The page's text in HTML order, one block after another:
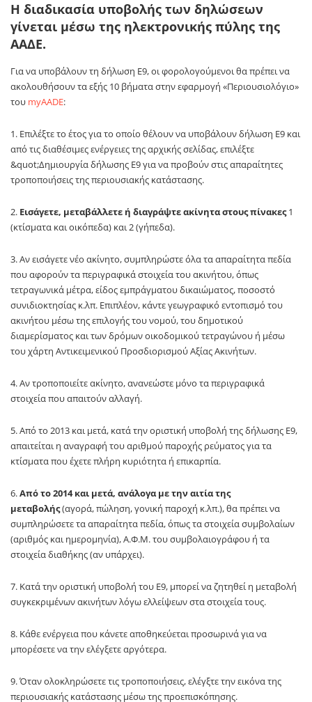
Η διαδικασία υποβολής των δηλώσεων
γίνεται μέσω της ηλεκτρονικής πύλης της
ΑΑΔΕ.
Για να υποβάλουν τη δήλωση Ε9, οι φορολογούμενοι θα πρέπει να
ακολουθήσουν τα εξής 10 βήματα στην εφαρμογή «Περιουσιολόγιο»
του myAADE:
1. Επιλέξτε το έτος για το οποίο θέλουν να υποβάλουν δήλωση Ε9 και
από τις διαθέσιμες ενέργειες της αρχικής σελίδας, επιλέξτε
&quot;Δημιουργία δήλωσης Ε9 για να προβούν στις απαραίτητες
τροποποιήσεις της περιουσιακής κατάστασης.
2. Εισάγετε, μεταβάλλετε ή διαγράψτε ακίνητα στους πίνακες1
(κτίσματα και οικόπεδα) και 2 (γήπεδα).
3. Αν εισάγετε νέο ακίνητο, συμπληρώστε όλα τα απαραίτητα πεδία
που αφορούν τα περιγραφικά στοιχεία του ακινήτου, όπως
τετραγωνικά μέτρα, είδος εμπράγματου δικαιώματος, ποσοστό
συνιδιοκτησίας κ.λπ. Επιπλέον, κάντε γεωγραφικό εντοπισμό του
ακινήτου μέσω της επιλογής του νομού, του δημοτικού
διαμερίσματος και των δρόμων οικοδομικού τετραγώνου ή μέσω
του χάρτη Αντικειμενικού Προσδιορισμού Αξίας Ακινήτων.
4. Αν τροποποιείτε ακίνητο, ανανεώστε μόνο τα περιγραφικά
στοιχεία που απαιτούν αλλαγή.
5. Από το 2013 και μετά, κατά την οριστική υποβολή της δήλωσης Ε9,
απαιτείται η αναγραφή του αριθμού παροχής ρεύματος για τα
κτίσματα που έχετε πλήρη κυριότητα ή επικαρπία.
6.Από το 2014 και μετά, ανάλογα με την αιτία της
μεταβολής(αγορά, πώληση, γονική παροχή κ.λπ.), θα πρέπει να
συμπληρώσετε τα απαραίτητα πεδία, όπως τα στοιχεία συμβολαίων
(αριθμός και ημερομηνία), Α.Φ.Μ. του συμβολαιογράφου ή τα
στοιχεία διαθήκης (αν υπάρχει).
7. Κατά την οριστική υποβολή του Ε9, μπορεί να ζητηθεί η μεταβολή
συγκεκριμένων ακινήτων λόγω ελλείψεων στα στοιχεία τους.
8. Κάθε ενέργεια που κάνετε αποθηκεύεται προσωρινά για να
μπορέσετε να την ελέγξετε αργότερα.
9. Όταν ολοκληρώσετε τις τροποποιήσεις, ελέγξτε την εικόνα της
περιουσιακής κατάστασης μέσω της προεπισκόπησης.